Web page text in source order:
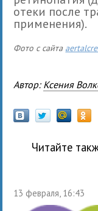
отеки после
применения).
Фото с сайта
Автор: Ксения
Читайте
13 февраля, 16:43